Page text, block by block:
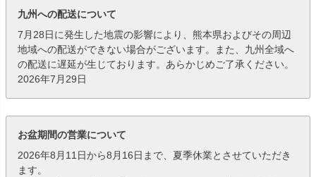
九州への配送について
7月28日に発生した地震の影響により、熊本県およびその周辺
地域への配送ができない場合がございます。また、九州全域へ
の配送に遅延が生じております。あらかじめご了承ください。
2026年7月29日
お盆期間の営業について
2026年8月11日から8月16日まで、夏季休業とさせていただき
ます。